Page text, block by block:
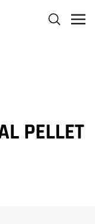
PELLET